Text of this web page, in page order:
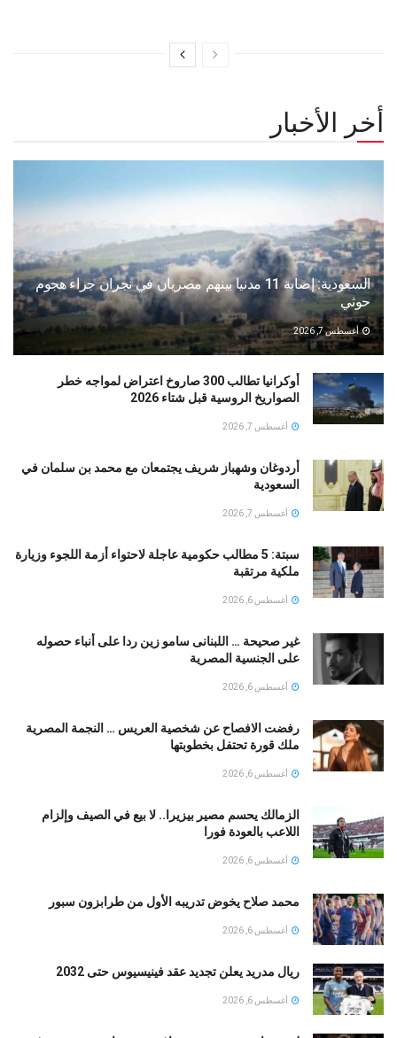
أخر الأخبار
السعودية: إصابة 11 مدنيا بينهم مصريان في نجران جراء هجوم
حوثي
أغسطس 7, 2026
أوكرانيا تطالب 300 صاروخ اعتراض لمواجه خطر
الصواريخ الروسية قبل شتاء 2026
أغسطس 7, 2026
أردوغان وشهباز شريف يجتمعان مع محمد بن سلمان في
السعودية
أغسطس 7, 2026
سبتة: 5 مطالب حكومية عاجلة لاحتواء أزمة اللجوء وزيارة
ملكية مرتقبة
أغسطس 6, 2026
غير صحيحة … اللبنانى سامو زين ردا على أنباء حصوله
على الجنسية المصرية
أغسطس 6, 2026
رفضت الافصاح عن شخصية العريس … النجمة المصرية
ملك قورة تحتفل بخطوبتها
أغسطس 6, 2026
الزمالك يحسم مصير بيزيرا.. لا بيع في الصيف وإلزام
اللاعب بالعودة فورا
أغسطس 6, 2026
محمد صلاح يخوض تدريبه الأول من طرابزون سبور
أغسطس 6, 2026
ريال مدريد يعلن تجديد عقد فينيسيوس حتى 2032
أغسطس 6, 2026